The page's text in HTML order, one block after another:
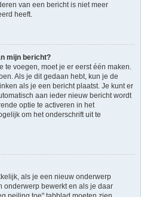
van een bericht is niet meer
heeft.
mijn bericht?
te voegen, moet je er eerst één maken.
Als je dit gedaan hebt, kun je de
als je een bericht plaatst. Je kunt er
aan ieder nieuw bericht wordt
optie te activeren in het
om het onderschrift uit te
als je een nieuw onderwerp
onderwerp bewerkt en als je daar